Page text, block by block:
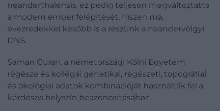
neanderthalensis, ez pedig teljesen megváltoztatta
a modern ember felépítését, hiszen ma,
évezredekkel később is a részünk a neandervölgyi
DNS.
Saman Guran, a németországi Kölni Egyetem
régésze és kollégái genetikai, régészeti, topográfiai
és ökológiai adatok kombinációját használták fel a
kérdéses helyszín beazonosításához.